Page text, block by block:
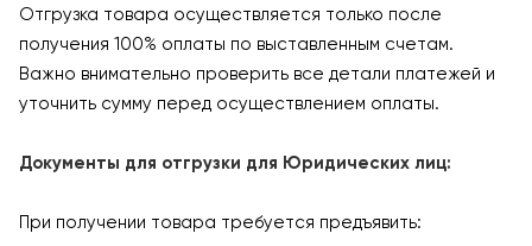
Отгрузка товара осуществляется только после
получения 100% оплаты по выставленным счетам.
Важно внимательно проверить все детали платежей и
уточнить сумму перед осуществлением оплаты.
Документы для отгрузки для Юридических лиц:
При получении товара требуется предъявить: